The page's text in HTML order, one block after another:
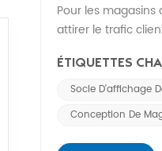
Pour les
attirer le trafic
ÉTIQUETTES
Socle D'affichage
Conception De